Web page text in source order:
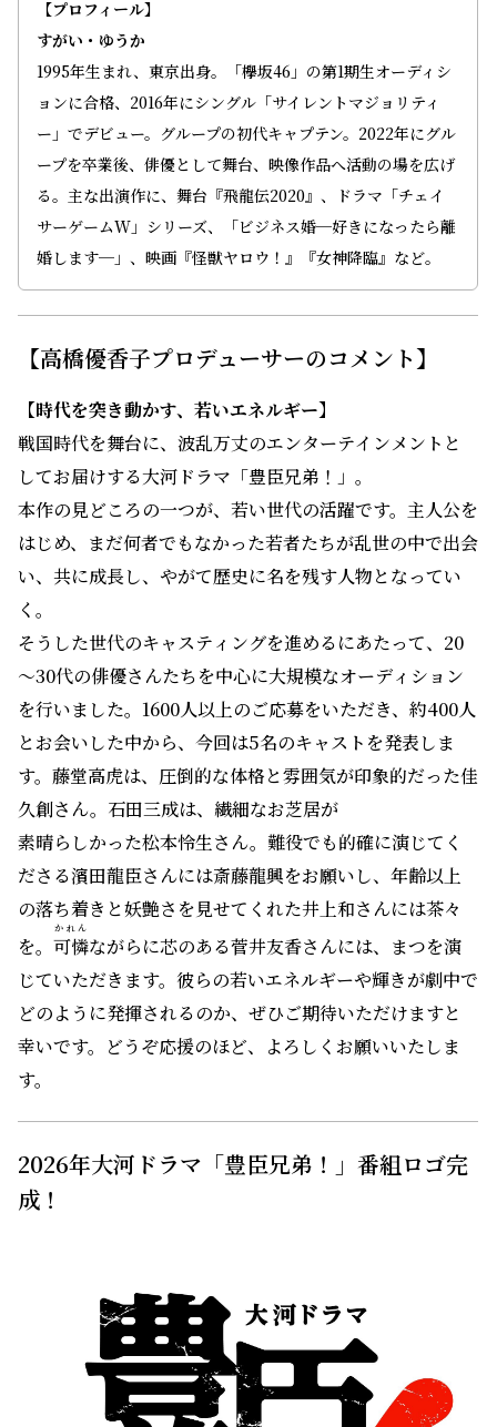
【プロフィール】
すがい・ゆうか
1995年生まれ、東京出身。「欅坂46」の第1期生オーディシ
ョンに合格、2016年にシングル「サイレントマジョリティ
ー」でデビュー。グループの初代キャプテン。2022年にグル
ープを卒業後、俳優として舞台、映像作品へ活動の場を広げ
る。主な出演作に、舞台『飛龍伝2020』、ドラマ「チェイ
サーゲームW」シリーズ、「ビジネス婚─好きになったら離
婚します─」、映画『怪獣ヤロウ！』『女神降臨』など。
【高橋優香子プロデューサーのコメント】
【時代を突き動かす、若いエネルギー】
戦国時代を舞台に、波乱万丈のエンターテインメントと
してお届けする大河ドラマ「豊臣兄弟！」。
本作の見どころの一つが、若い世代の活躍です。主人公を
はじめ、まだ何者でもなかった若者たちが乱世の中で出会
い、共に成長し、やがて歴史に名を残す人物となってい
く。
そうした世代のキャスティングを進めるにあたって、20
～30代の俳優さんたちを中心に大規模なオーディション
を行いました。1600人以上のご応募をいただき、約400人
とお会いした中から、今回は5名のキャストを発表しま
す。藤堂高虎は、圧倒的な体格と雰囲気が印象的だった佳
久創さん。石田三成は、繊細なお芝居が
素晴らしかった松本怜生さん。難役でも的確に演じてく
ださる濱田龍臣さんには斎藤龍興をお願いし、年齢以上
の落ち着きと妖艶さを見せてくれた井上和さんには茶々
を。 可憐
かれん
ながらに芯のある菅井友香さんには、まつを演
じていただきます。彼らの若いエネルギーや輝きが劇中で
どのように発揮されるのか、ぜひご期待いただけますと
幸いです。どうぞ応援のほど、よろしくお願いいたしま
す。
2026年大河ドラマ「豊臣兄弟！」番組ロゴ完
成！